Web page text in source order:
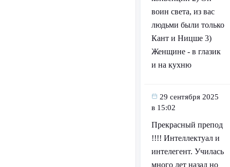
воин света, из вас
людьми были только
Кант и Ницше 3)
Женщине - в глазик
и на кухню
29 сентября 2025
в 15:02
Прекрасный препод
!!!! Интеллектуал и
интелегент. Училась
много лет назад но